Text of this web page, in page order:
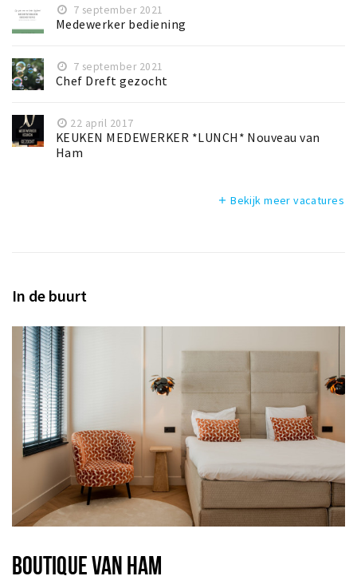
7 september 2021
Medewerker bediening
7 september 2021
Chef Dreft gezocht
22 april 2017
KEUKEN MEDEWERKER *LUNCH* Nouveau van
Ham
add Bekijk meer vacatures
In de buurt
BOUTIQUE VAN HAM